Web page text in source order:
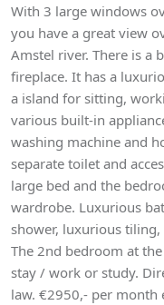
With 3 large windows
you have a great view
Amstel river. There is a
fireplace. It has a
a island for sitting,
various built-in
washing machine and
separate toilet and
large bed and the
wardrobe. Luxurious
shower, luxurious
The 2nd bedroom at
stay / work or study.
law. €2950,- per month